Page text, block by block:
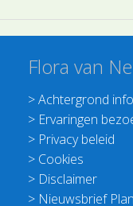
Flora van
>Achtergrond
> Ervaringen
> Privacy beleid
> Cookies
> Disclaimer
> Nieuwsbrief